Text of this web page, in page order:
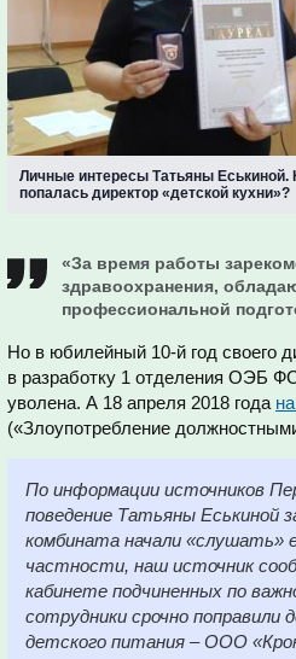
Личные интересы Татьяны Еськиной.
попалась директор «детской кухни»?
«За время работы
здравоохранения,
профессиональной
Но в юбилейный 10-й год своего
в разработку 1 отделения ОЭБ
уволена. А 18 апреля 2018 года
(«Злоупотребление
По информации источников
поведение Татьяны Еськиной
комбината начали «слушать»
частности, наш источник
кабинете подчиненных по
сотрудники срочно поправили
детского питания – ООО